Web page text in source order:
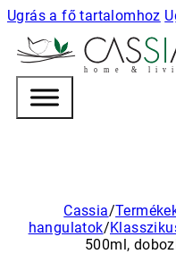
Ugrás a fő tartalomhoz
h
Cassia/
hangulatok/
500ml,